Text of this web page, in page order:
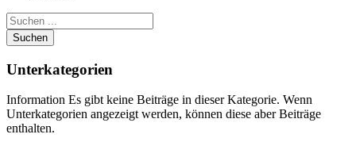
Suchen
Unterkategorien
Information Es gibt keine Beiträge in dieser Kategorie. Wenn
Unterkategorien angezeigt werden, können diese aber Beiträge
enthalten.